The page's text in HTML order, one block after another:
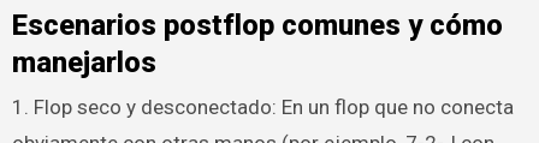
Escenarios postflop comunes y cómo
manejarlos
1. Flop seco y desconectado: En un flop que no conecta